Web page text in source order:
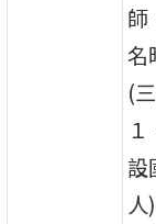
師
名
(
設